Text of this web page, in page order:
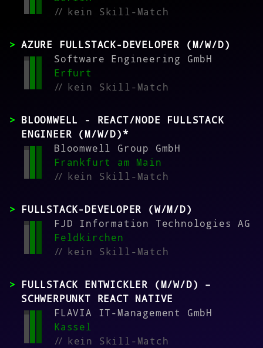
//kein Skill-Match
AZURE FULLSTACK-DEVELOPER (M/W/D)
Software Engineering GmbH
Erfurt
//kein Skill-Match
BLOOMWELL - REACT/NODE FULLSTACK
ENGINEER (M/W/D)*
Bloomwell Group GmbH
Frankfurt am Main
//kein Skill-Match
FULLSTACK-DEVELOPER (W/M/D)
FJD Information Technologies AG
Feldkirchen
//kein Skill-Match
FULLSTACK ENTWICKLER (M/W/D) –
SCHWERPUNKT REACT NATIVE
FLAVIA IT-Management GmbH
Kassel
//kein Skill-Match